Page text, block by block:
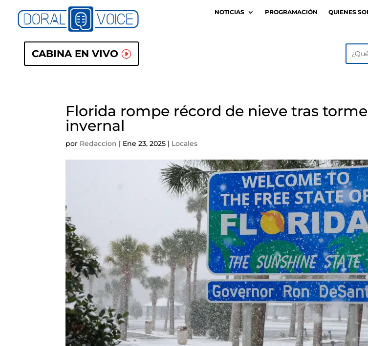
NOTICIAS PROGRAMACIÓN QUIENES
CABINA EN VIVO
Florida rompe récord de nieve tras
invernal
por Redaccion | Ene 23, 2025 | Locales